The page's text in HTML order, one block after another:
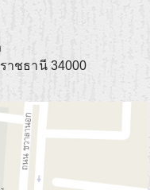
าชธานี 34000